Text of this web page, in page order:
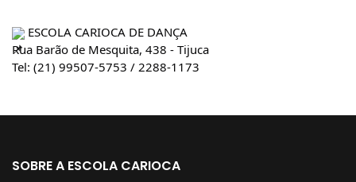
ESCOLA CARIOCA DE DANÇA
Rua Barão de Mesquita, 438 - Tijuca
Tel: (21) 99507-5753 / 2288-1173
SOBRE A ESCOLA CARIOCA